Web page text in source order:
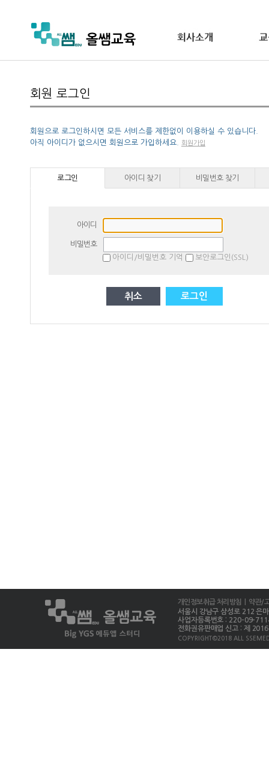
회원 로그인
회원으로 로그인하시면 모든 서비스를 제한없이 이용하실 수 있습니다.
아직 아이디가 없으시면 회원으로 가입하세요. 회원가입
로그인 아이디 찾기 비밀번호 찾기
아이디
비밀번호
아이디/비밀번호 기억
보안로그인(SSL)
개인정보취급 처리방침
| 약관/
서울시 강남구 삼성로 212 은
사업자등록번호 : 220-09-
전화권유판매업 신고 : 제
COPYRIGHT©2018 ALL